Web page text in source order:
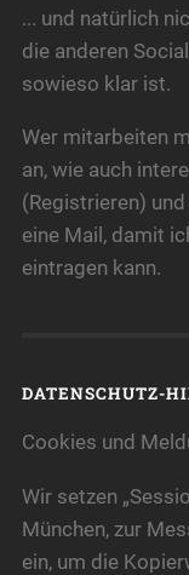
... und natürlich
die anderen
sowieso klar ist.
Wer mitarbeiten
an, wie auch
(Registrieren)
eine Mail, damit
eintragen kann.
DATENSCHUTZ-
Cookies und
Wir setzen
München, zur
ein, um die